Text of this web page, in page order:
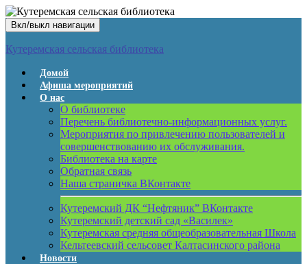
Вкл/выкл навигации
Кутеремская сельская библиотека
Домой
Афиша мероприятий
О нас
О библиотеке
Перечень библиотечно-информационных услуг.
Мероприятия по привлечению пользователей и
совершенствованию их обслуживания.
Библиотека на карте
Обратная связь
Наша страничка ВКонтакте
Кутеремский ДК “Нефтяник” ВКонтакте
Кутеремский детский сад «Василек»
Кутеремская средняя общеобразовательная Школа
Кельтеевский сельсовет Калтасинского района
Новости